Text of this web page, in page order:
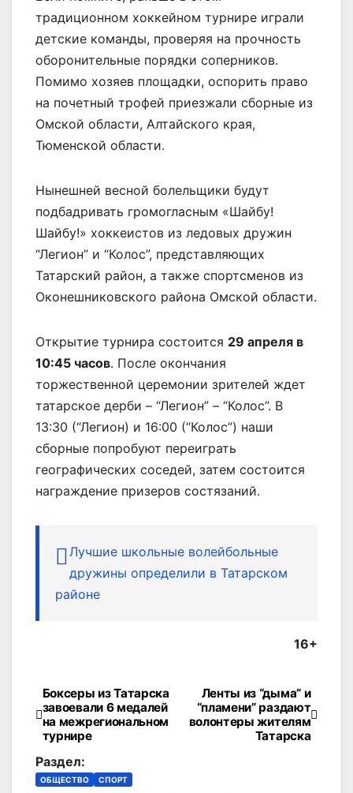
традиционном хоккейном турнире играли
детские команды, проверяя на прочность
оборонительные порядки соперников.
Помимо хозяев площадки, оспорить право
на почетный трофей приезжали сборные из
Омской области, Алтайского края,
Тюменской области.
Нынешней весной болельщики будут
подбадривать громогласным «Шайбу!
Шайбу!» хоккеистов из ледовых дружин
“Легион” и “Колос”, представляющих
Татарский район, а также спортсменов из
Оконешниковского района Омской области.
Открытие турнира состоится 29 апреля в
10:45 часов. После окончания
торжественной церемонии зрителей ждет
татарское дерби – “Легион” – “Колос”. В
13:30 (“Легион) и 16:00 (“Колос”) наши
сборные попробуют переиграть
географических соседей, затем состоится
награждение призеров состязаний.
Лучшие школьные волейбольные
дружины определили в Татарском
районе
16+
Навигация
по
записям
Ленты из “дыма” и
“пламени” раздают
волонтеры жителям
Татарска
Боксеры из Татарска
завоевали 6 медалей
на межрегиональном
турнире
Раздел:
ОБЩЕСТВО СПОРТ